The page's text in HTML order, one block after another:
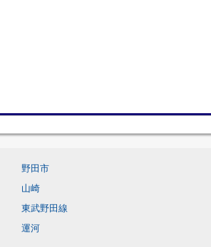
野田市
山崎
東武野田線
運河